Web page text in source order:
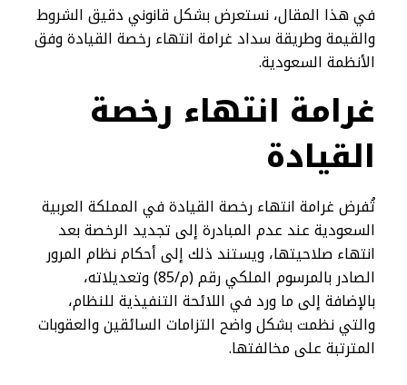
في هذا المقال، نستعرض بشكل قانوني دقيق الشروط
والقيمة وطريقة سداد غرامة انتهاء رخصة القيادة وفق
الأنظمة السعودية.
غرامة انتهاء رخصة
القيادة​
تُفرض غرامة انتهاء رخصة القيادة في المملكة العربية
السعودية عند عدم المبادرة إلى تجديد الرخصة بعد
انتهاء صلاحيتها، ويستند ذلك إلى أحكام نظام المرور
الصادر بالمرسوم الملكي رقم (م/85) وتعديلاته،
بالإضافة إلى ما ورد في اللائحة التنفيذية للنظام،
والتي نظمت بشكل واضح التزامات السائقين والعقوبات
المترتبة على مخالفتها.